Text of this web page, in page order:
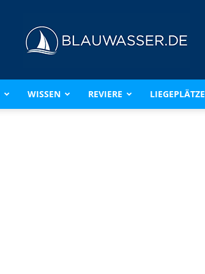
BLAUWASSER.DE
WISSEN REVIERE LIEGEPLÄTZE